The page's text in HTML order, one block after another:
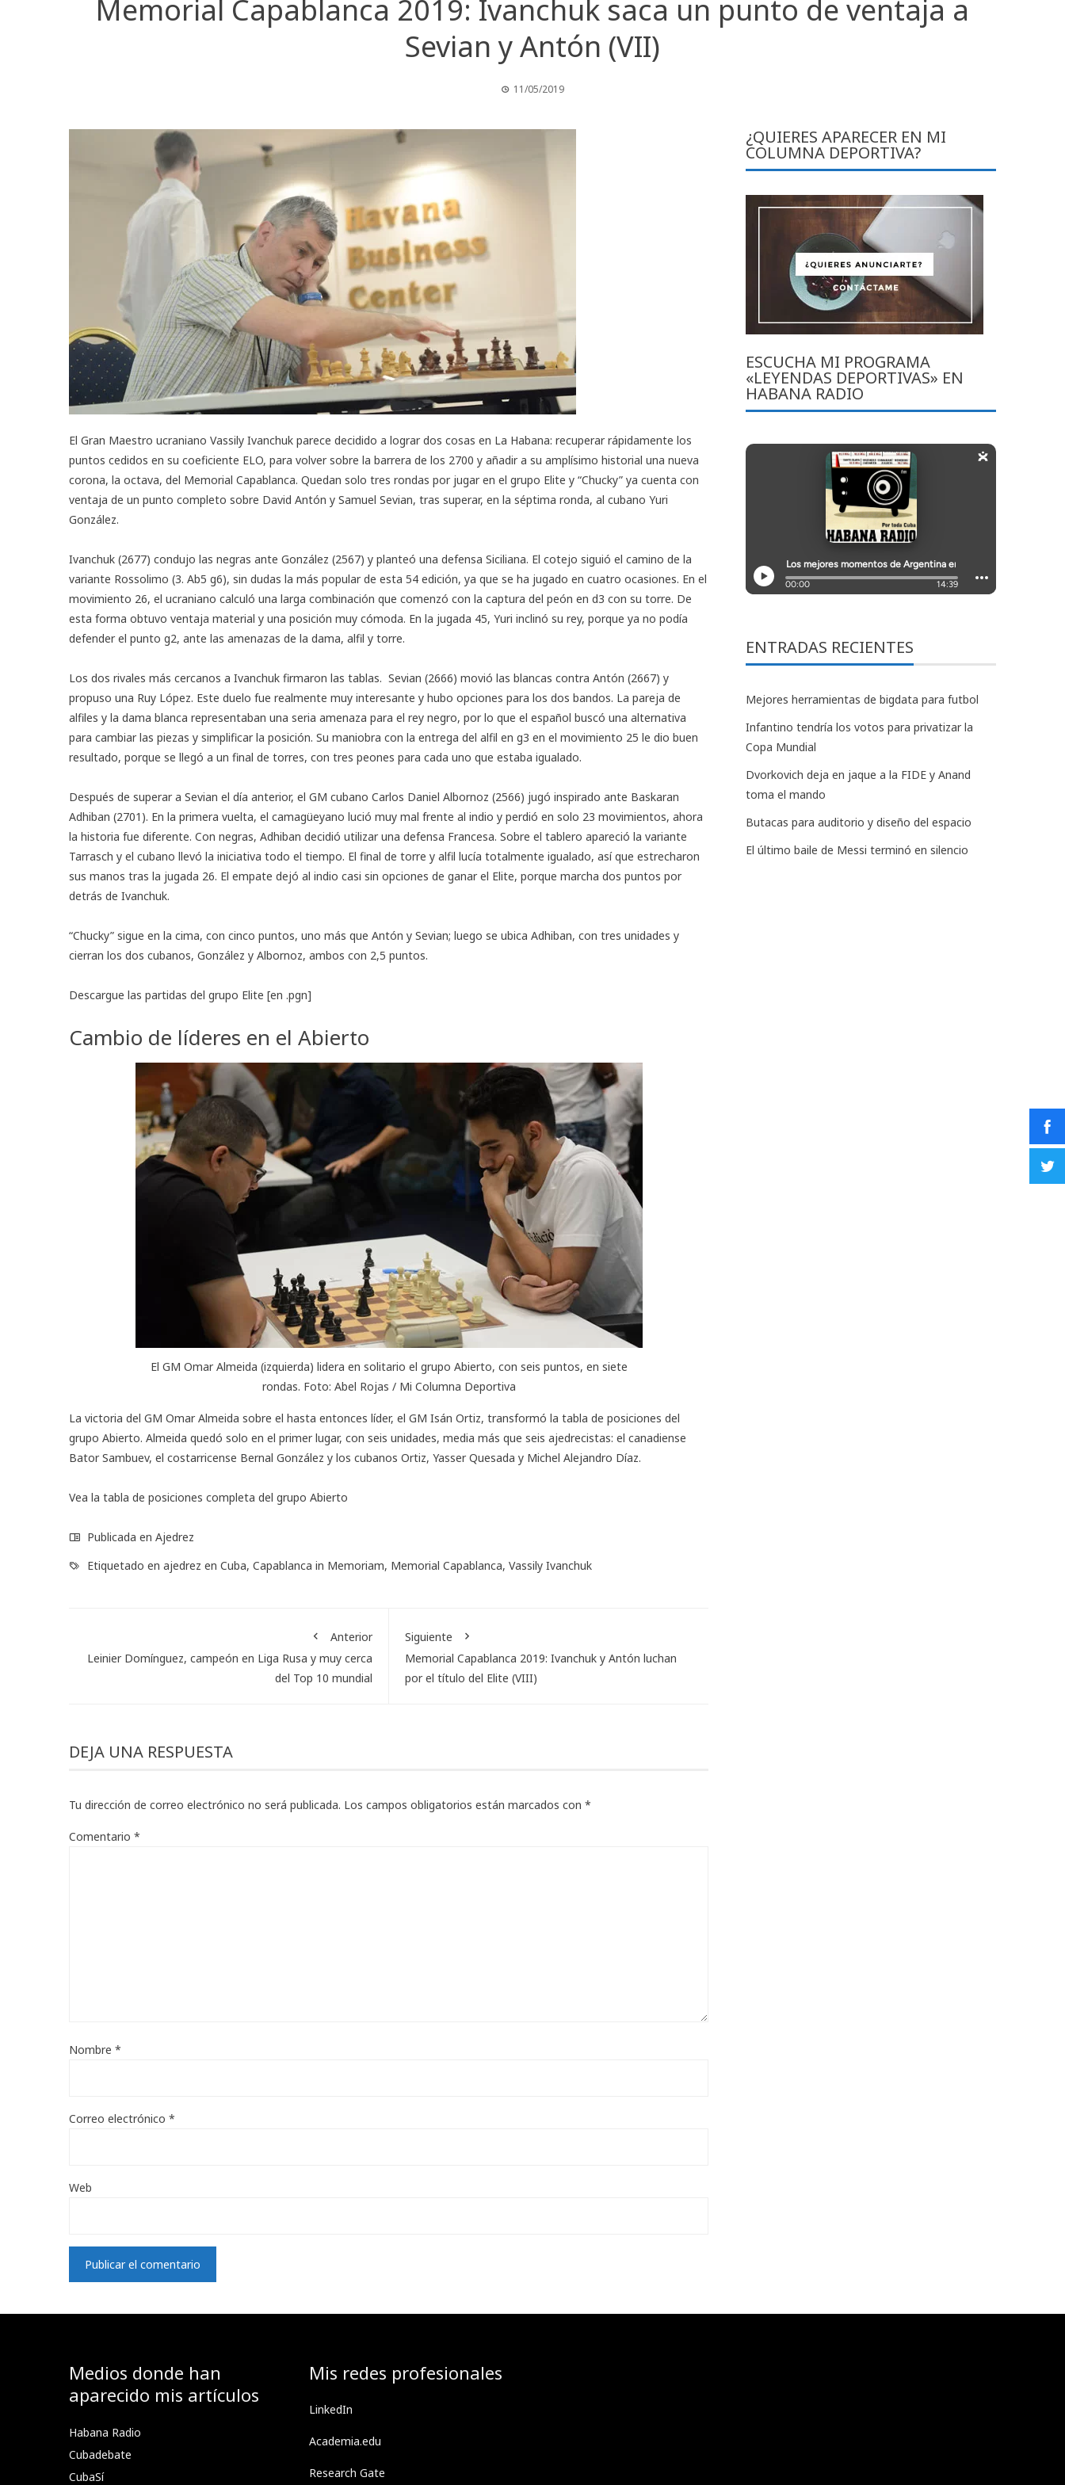
Memorial Capablanca 2019: Ivanchuk saca un punto de ventaja a
Sevian y Antón (VII)
11/05/2019
El Gran Maestro ucraniano Vassily Ivanchuk parece decidido a lograr dos cosas en La Habana: recuperar rápidamente los
puntos cedidos en su coeficiente ELO, para volver sobre la barrera de los 2700 y añadir a su amplísimo historial una nueva
corona, la octava, del Memorial Capablanca. Quedan solo tres rondas por jugar en el grupo Elite y “Chucky” ya cuenta con
ventaja de un punto completo sobre David Antón y Samuel Sevian, tras superar, en la séptima ronda, al cubano Yuri
González.
Ivanchuk (2677) condujo las negras ante González (2567) y planteó una defensa Siciliana. El cotejo siguió el camino de la
variante Rossolimo (3. Ab5 g6), sin dudas la más popular de esta 54 edición, ya que se ha jugado en cuatro ocasiones. En el
movimiento 26, el ucraniano calculó una larga combinación que comenzó con la captura del peón en d3 con su torre. De
esta forma obtuvo ventaja material y una posición muy cómoda. En la jugada 45, Yuri inclinó su rey, porque ya no podía
defender el punto g2, ante las amenazas de la dama, alfil y torre.
Los dos rivales más cercanos a Ivanchuk firmaron las tablas. Sevian (2666) movió las blancas contra Antón (2667) y
propuso una Ruy López. Este duelo fue realmente muy interesante y hubo opciones para los dos bandos. La pareja de
alfiles y la dama blanca representaban una seria amenaza para el rey negro, por lo que el español buscó una alternativa
para cambiar las piezas y simplificar la posición. Su maniobra con la entrega del alfil en g3 en el movimiento 25 le dio buen
resultado, porque se llegó a un final de torres, con tres peones para cada uno que estaba igualado.
Después de superar a Sevian el día anterior, el GM cubano Carlos Daniel Albornoz (2566) jugó inspirado ante Baskaran
Adhiban (2701). En la primera vuelta, el camagüeyano lució muy mal frente al indio y perdió en solo 23 movimientos, ahora
la historia fue diferente. Con negras, Adhiban decidió utilizar una defensa Francesa. Sobre el tablero apareció la variante
Tarrasch y el cubano llevó la iniciativa todo el tiempo. El final de torre y alfil lucía totalmente igualado, así que estrecharon
sus manos tras la jugada 26. El empate dejó al indio casi sin opciones de ganar el Elite, porque marcha dos puntos por
detrás de Ivanchuk.
“Chucky” sigue en la cima, con cinco puntos, uno más que Antón y Sevian; luego se ubica Adhiban, con tres unidades y
cierran los dos cubanos, González y Albornoz, ambos con 2,5 puntos.
Descargue las partidas del grupo Elite [en .pgn]
Cambio de líderes en el Abierto
El GM Omar Almeida (izquierda) lidera en solitario el grupo Abierto, con seis puntos, en siete
rondas. Foto: Abel Rojas / Mi Columna Deportiva
La victoria del GM Omar Almeida sobre el hasta entonces líder, el GM Isán Ortiz, transformó la tabla de posiciones del
grupo Abierto. Almeida quedó solo en el primer lugar, con seis unidades, media más que seis ajedrecistas: el canadiense
Bator Sambuev, el costarricense Bernal González y los cubanos Ortiz, Yasser Quesada y Michel Alejandro Díaz.
Vea la tabla de posiciones completa del grupo Abierto
Publicada en Ajedrez
Etiquetado en ajedrez en Cuba, Capablanca in Memoriam, Memorial Capablanca, Vassily Ivanchuk
Anterior
Leinier Domínguez, campeón en Liga Rusa y muy cerca
del Top 10 mundial
Siguiente
Memorial Capablanca 2019: Ivanchuk y Antón luchan
por el título del Elite (VIII)
DEJA UNA RESPUESTA
Tu dirección de correo electrónico no será publicada. Los campos obligatorios están marcados con *
Comentario *
Nombre *
Correo electrónico *
Web
¿QUIERES APARECER EN MI
COLUMNA DEPORTIVA?
ESCUCHA MI PROGRAMA
«LEYENDAS DEPORTIVAS» EN
HABANA RADIO
ENTRADAS RECIENTES
Mejores herramientas de bigdata para futbol
Infantino tendría los votos para privatizar la
Copa Mundial
Dvorkovich deja en jaque a la FIDE y Anand
toma el mando
Butacas para auditorio y diseño del espacio
El último baile de Messi terminó en silencio
Medios donde han
aparecido mis artículos
Habana Radio
Cubadebate
CubaSí
Mis redes profesionales
LinkedIn
Academia.edu
Research Gate